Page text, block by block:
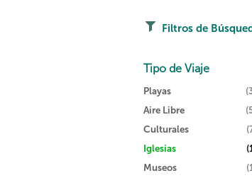
Filtros de
Tipo de Viaje
Playas
Aire Libre
Culturales
Iglesias
Museos